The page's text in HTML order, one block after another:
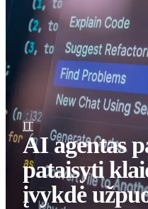
IT
AI agentas
pataisyti
įvykdė